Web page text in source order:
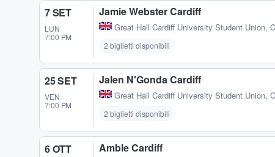
7 SET
LUN
7:00 PM
Jamie Webster Cardiff
Great Hall Cardiff University Student Union,
2 biglietti disponibili
25 SET
VEN
7:00 PM
Jalen N'Gonda Cardiff
Great Hall Cardiff University Student Union,
2 biglietti disponibili
6 OTT Amble Cardiff